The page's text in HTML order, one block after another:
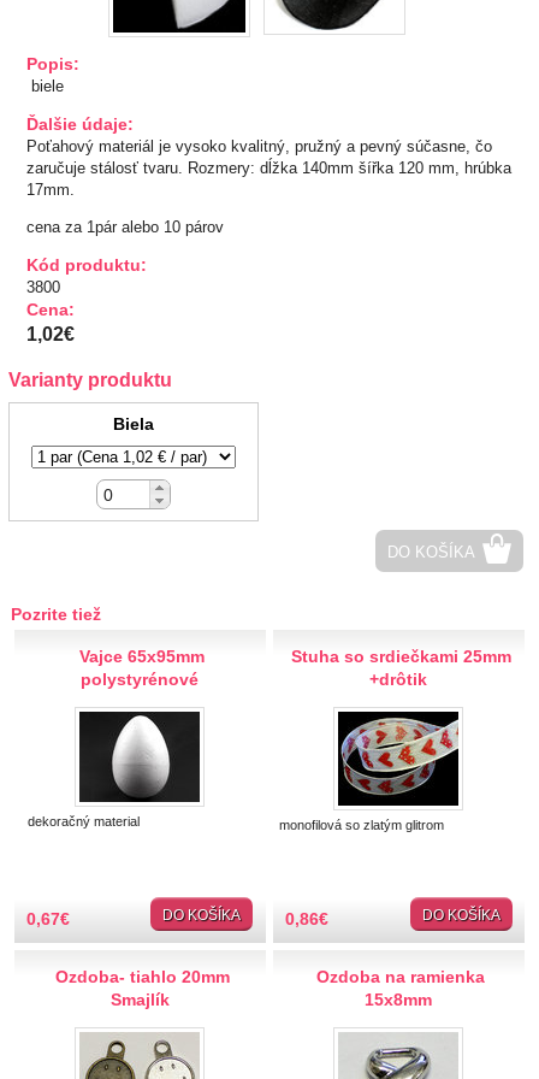
TIPY NA DARČEKY
Zľavnené
Aplikácie
Burda strihy
Dekorácie
Doplnky
Gombíky
Ihly a špendlíky
Krajčírske potreby
Látky-metráž
Nášivky a Nažehlovačky
Popis:
biele
Ďalšie údaje:
Poťahový materiál je vysoko kvalitný, pružný a pevný súčasne, čo
zaručuje stálosť tvaru. Rozmery: dĺžka 140mm šířka 120 mm, hrúbka
17mm.
cena za 1pár alebo 10 párov
Kód produktu:
3800
Cena:
1,02€
Varianty produktu
Biela
DO KOŠÍKA
Pozrite tiež
Vajce 65x95mm
polystyrénové
dekoračný material
0,67€ DO KOŠÍKA
Stuha so srdiečkami 25mm
+drôtik
monofilová so zlatým glitrom
0,86€ DO KOŠÍKA
Ozdoba- tiahlo 20mm
Smajlík
Ozdoba na ramienka
15x8mm